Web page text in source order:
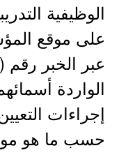
على موقع
الواردة
إجراءات
حسب ما هو